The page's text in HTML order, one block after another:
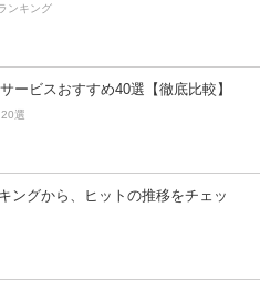
ンキング
ービスおすすめ40選【徹底比較】
選
ングから、ヒットの推移をチェッ